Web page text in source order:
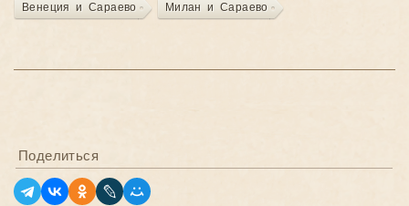
Венеция и Сараево Милан и Сараево
Поделиться